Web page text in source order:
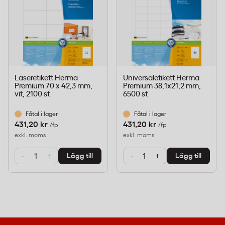
105 x 74 mm
Etiketter per ark:8
Antal per förpackning:
800 etiketter (100 ark)
Material:Extra starkt etikettpapper, heltvit
Häftning: Permanent
Skrivarkompatibilitet:
Laser, bläckstråle och
Säkerhetskant:
Ja – förhindrar limexponering mot
arkets kanter
Miljömärkning:Blå Ängeln (Der Blaue Engel)
Tillverkningsland:Tyskland
Laseretikett Herma
Premium 70 x 42,3 mm,
vit, 2100 st
Fåtal i lager
431,20 kr /fp
exkl. moms
- + Lägg till
Universaletikett Herma
Premium 38,1x21,2 mm,
6500 st
Fåtal i lager
431,20 kr /fp
exkl. moms
- + Lägg till